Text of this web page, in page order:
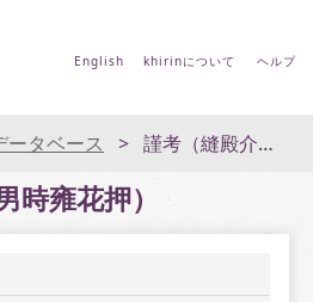
English khirinについて ヘルプ
ータベース 謹考（縫殿介長男時雍花押）
時雍花押）